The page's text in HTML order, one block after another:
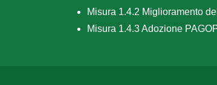
Misura 1.4.2 Miglioramento
Misura 1.4.3 Adozione